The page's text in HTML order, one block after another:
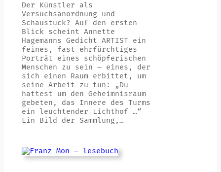
Der Künstler als
Versuchsanordnung und
Schaustück? Auf den ersten
Blick scheint Annette
Hagemanns Gedicht ARTIST ein
feines, fast ehrfürchtiges
Porträt eines schöpferischen
Menschen zu sein – eines, der
sich einen Raum erbittet, um
seine Arbeit zu tun: „Du
hattest um den Geheimnisraum
gebeten, das Innere des Turms
ein leuchtender Lichthof …“
Ein Bild der Sammlung,…